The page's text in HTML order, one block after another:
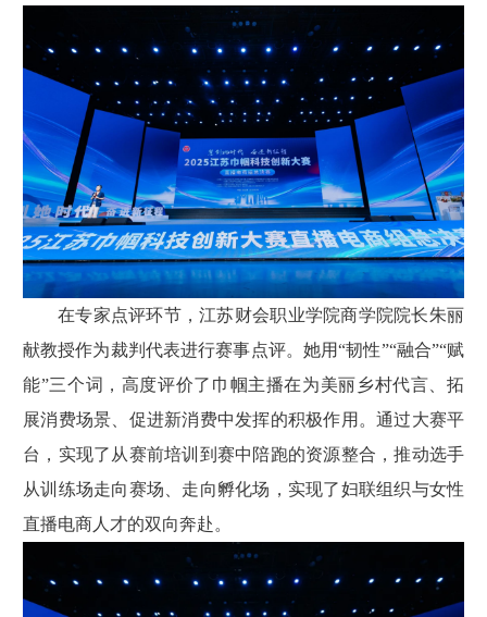
在专家点评环节，江苏财会职业学院商学院院长朱丽
献教授作为裁判代表进行赛事点评。她用“韧性”“融合”“赋
能”三个词，高度评价了巾帼主播在为美丽乡村代言、拓
展消费场景、促进新消费中发挥的积极作用。通过大赛平
台，实现了从赛前培训到赛中陪跑的资源整合，推动选手
从训练场走向赛场、走向孵化场，实现了妇联组织与女性
直播电商人才的双向奔赴。